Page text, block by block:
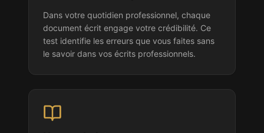
Dans votre quotidien professionnel, chaque
document écrit engage votre crédibilité. Ce
test identifie les erreurs que vous faites sans
le savoir dans vos écrits professionnels.